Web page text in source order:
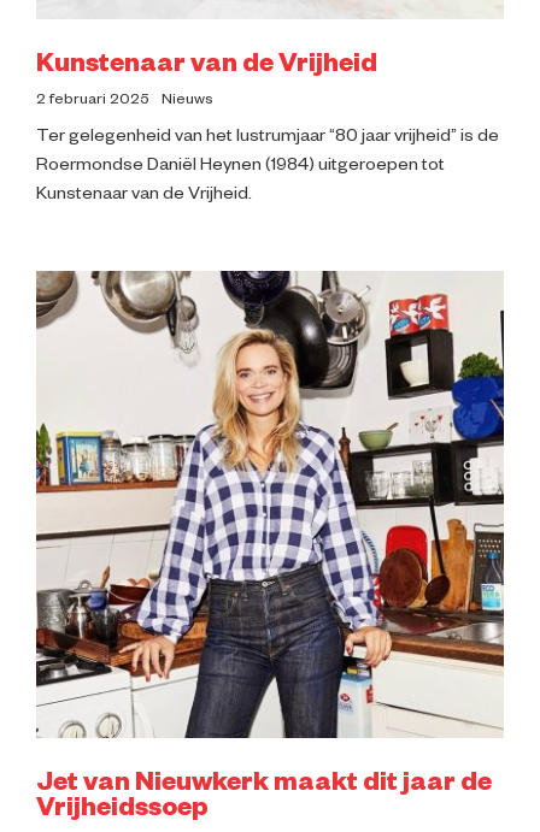
Kunstenaar van de Vrijheid
2 februari 2025 Nieuws
Ter gelegenheid van het lustrumjaar “80 jaar vrijheid” is de
Roermondse Daniël Heynen (1984) uitgeroepen tot
Kunstenaar van de Vrijheid.
Jet van Nieuwkerk maakt dit jaar de
Vrijheidssoep